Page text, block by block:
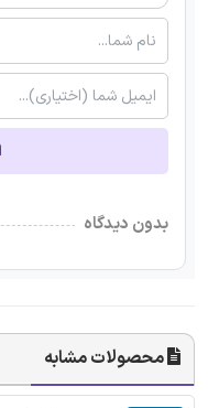
بدون دیدگاه
محصولات مشابه